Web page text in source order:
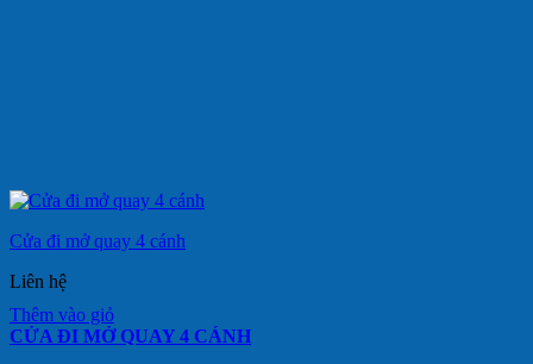
Cửa đi mở quay 4 cánh
Liên hệ
Thêm vào giỏ
CỬA ĐI MỞ QUAY 4 CÁNH